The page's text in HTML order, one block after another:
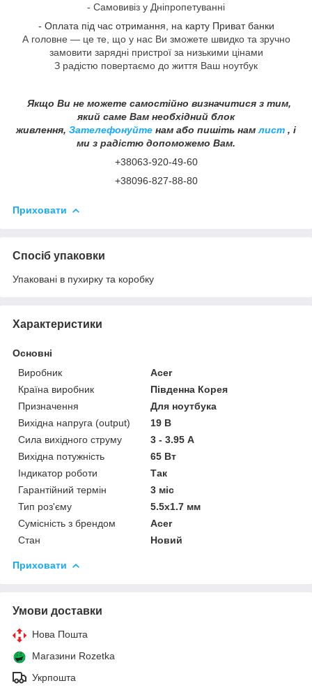
- Самовивіз у Дніпропетуванні
- Оплата під час отримання, на карту Приват банки
А головне — це те, що у нас Ви зможете швидко та зручно
замовити зарядні пристрої за низькими цінами
З радістю повертаємо до життя Ваш ноутбук
Якщо Ви не можете самостійно визначитися з тим,
який саме Вам необхідний блок
живлення, Зателефонуйте нам або пишіть намлист , і
ми з радістю допоможемо Вам.
+38063-920-49-60
+38096-827-88-80
Приховати
Спосіб упаковки
Упаковані в пухирку та коробку
Характеристики
Основні
Виробник
Acer
Країна виробник
Південна Корея
Призначення
Для ноутбука
Вихідна напруга (output)
19 В
Сила вихідного струму
3 - 3.95 А
Вихідна потужність
65 Вт
Індикатор роботи
Так
Гарантійний термін
3 міс
Тип роз'єму
5.5x1.7 мм
Сумісність з брендом
Acer
Стан
Новий
Приховати
Умови доставки
Нова Пошта
Магазини Rozetka
Укрпошта